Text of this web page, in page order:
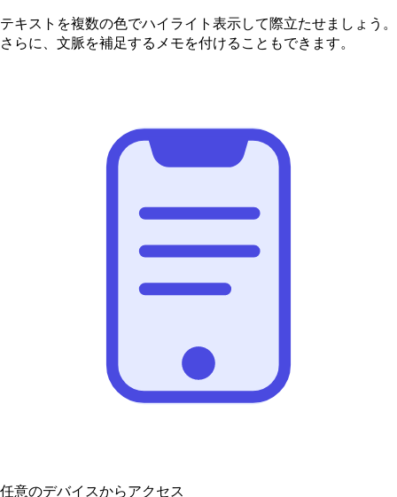
テキストを複数の色でハイライト表示して際立たせましょう。
さらに、文脈を補足するメモを付けることもできます。
任意のデバイスからアクセス